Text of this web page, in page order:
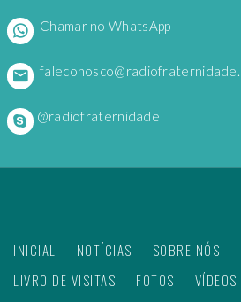
Chamar no WhatsApp
@radiofraternidade
INICIAL NOTÍCIAS SOBRE NÓS
LIVRO DE VISITAS
FOTOS VÍDEOS